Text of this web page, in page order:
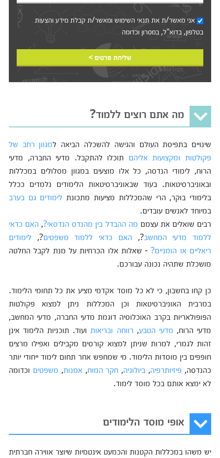
אני מאשר/ת את תנאי השימושומאשר/ת קבלת מידע והצעות
בטלפון, בדוא"ל, במסרון וכדומה‎‎
שליחת פרטים >
מה אתם רוצים ללמוד?
שינויים בתפיסת העולם והגישה להשכלה הביאה למגוון רחב של
פקולטות ומקצועות אליהם תוכלו להתקבל. מדעי החברה, מדעי
הרוח, לימודי הנדסה, כל אלו מוצעים במגוון מסלולים במכללות
ובאוניברסיטאות. בעוד שבאוניברסיטאות הלימודים נלמדים ככלל
בלימודי בוקר, הרי שהמכללות מציעות מתכונת לימודים גם בערב
במיוחד לאנשים עובדים.
רבים שואלים את עצמם מה ההבדל בין מהנדס הנדסאי?, האם כדאי
ללמוד מדעי המחשב?, האם כדאי ללמוד משפטים?, לימודים
ריאליים או הומניים?- שאלות אלו הכרחיות על מנת לקבל החלטה
מושכלת שתהיה נכונה עבורכם.
כן קחו בחשבון, כי לא כל מוסד אקדמי מציע את כל תחומי הלימוד.
במרבית האוניברסיטאות וכן המכללות ניתן למצוא פקולטות
הפופולאריות בקרב האוכלוסיה דוגמת מדעי החברה, מדעי המחשב,
מדעי הרוח, מדעי הטבע, רווחה ובריאותועוד. תוכניות הלימוד אינן
זהות לגמרי, למרות שניתן למצוא קורסים מקבילים ואפילו מרצים
חופפים בין מוסדות הלימוד. מי שמחפש אחר תחום לימוד ייחודי יותר
כהנדסה, פיזיותרפיה, ביולוגיה, חקר המוח,אמנות, משפטים וכדומה
לא ימצא אותם בכל מוסד לימוד.
אופי מוסד הלימודים
יש משהו במכללות הקטנות והכמעט אינטמיות שיוצר אווירה חברתית